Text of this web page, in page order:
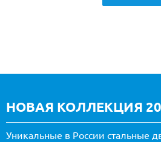
НОВАЯ КОЛЛЕКЦИЯ
Уникальные в России стальные